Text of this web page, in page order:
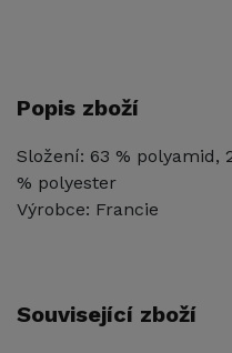
Popis zboží
Složení: 63 % polyamid,
% polyester
Výrobce: Francie
Související zboží